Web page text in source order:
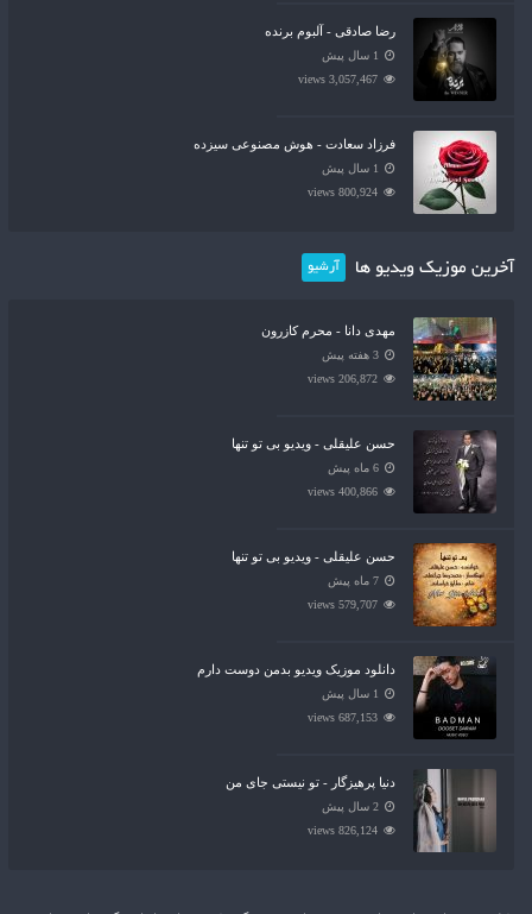
رضا صادقی - آلبوم برنده
1 سال پیش
3,057,467 views
فرزاد سعادت - هوش مصنوعی سیزده
1 سال پیش
800,924 views
آخرین موزیک ویدیو ها آرشیو
مهدی دانا - محرم کازرون
3 هفته پیش
206,872 views
حسن علیقلی - ویدیو بی تو تنها
6 ماه پیش
400,866 views
حسن علیقلی - ویدیو بی تو تنها
7 ماه پیش
579,707 views
دانلود موزیک ویدیو بدمن دوست دارم
1 سال پیش
687,153 views
دنیا پرهیزگار - تو نیستی جای من
2 سال پیش
826,124 views